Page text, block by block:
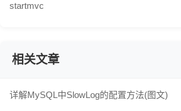
startmvc
相关文章
详解MySQL中SlowLog的配置方法(图文)